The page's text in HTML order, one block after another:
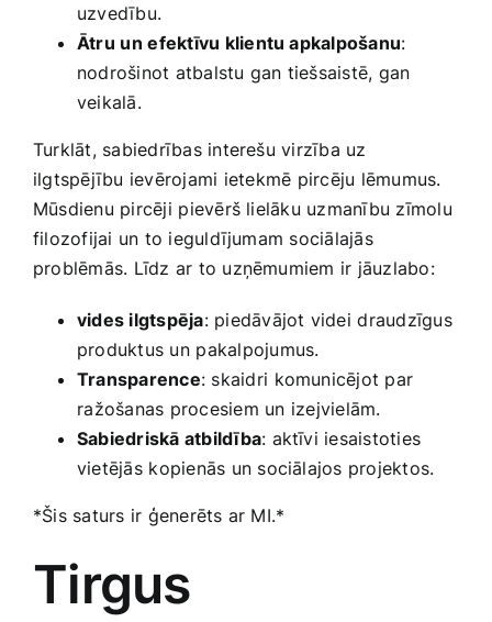
uzvedību.
Ātru⁣ un⁢ efektīvu klientu apkalpošanu:
nodrošinot atbalstu gan tiešsaistē, gan⁢
veikalā.
Turklāt,‍ sabiedrības interešu virzība uz‍
ilgtspējību ievērojami ⁣ietekmē pircēju lēmumus.‌
Mūsdienu pircēji⁢ pievērš lielāku uzmanību zīmolu
filozofijai un​ to‍ ieguldījumam sociālajās
problēmās. Līdz ar to uzņēmumiem​ ir jāuzlabo:
vides ilgtspēja: piedāvājot videi⁤ draudzīgus
produktus un ⁤pakalpojumus.
Transparence: skaidri ⁣komunicējot‌ par
⁢ražošanas procesiem un⁤ izejvielām.
Sabiedriskā atbildība: aktīvi iesaistoties ​
vietējās⁤ kopienās un ‌sociālajos projektos.
*Šis saturs ‌ir‍ ģenerēts ar MI.*
Tirgus